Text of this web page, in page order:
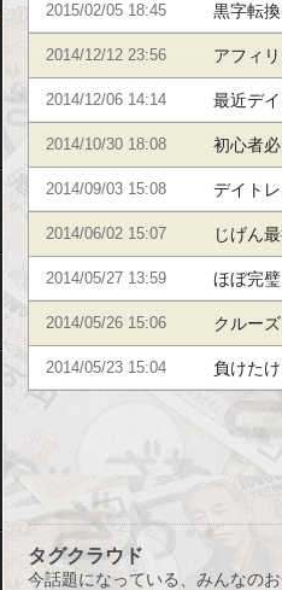
［ブ
ロ
グ
ラ
ン
キ
ン
グ］-
株
競
馬
パ
2015/02/05 18:45 黒字転
2014/12/12 23:56 アフィ
2014/12/06 14:14 最近デ
2014/10/30 18:08 初心者
2014/09/03 15:08 デイト
2014/06/02 15:07 じげん
2014/05/27 13:59 ほぼ完
2014/05/26 15:06 クルー
2014/05/23 15:04 負けた
タグクラウド
今話題になっている、みんなの